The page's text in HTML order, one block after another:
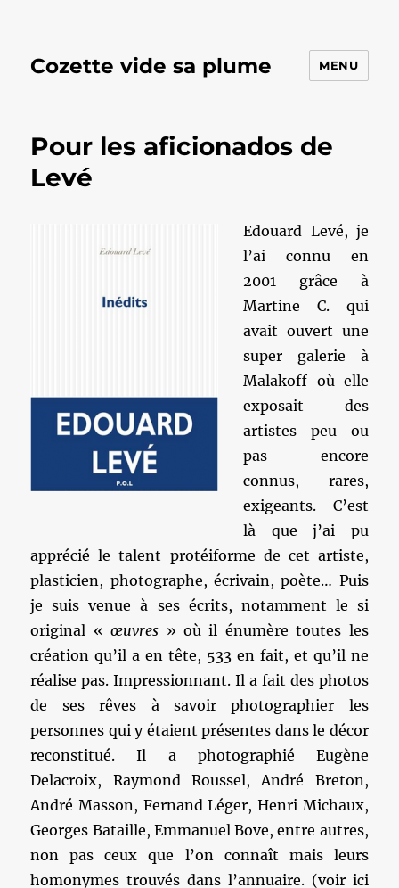
Cozette vide sa plume MENU
Pour les aficionados de
Levé
Edouard Levé, je
l’ai connu en
2001 grâce à
Martine C. qui
avait ouvert une
super galerie à
Malakoff où elle
exposait des
artistes peu ou
pas encore
connus, rares,
exigeants. C’est
là que j’ai pu
apprécié le talent protéiforme de cet artiste,
plasticien, photographe, écrivain, poète… Puis
je suis venue à ses écrits, notamment le si
original «œuvres » où il énumère toutes les
création qu’il a en tête, 533 en fait, et qu’il ne
réalise pas. Impressionnant. Il a fait des photos
de ses rêves à savoir photographier les
personnes qui y étaient présentes dans le décor
reconstitué. Il a photographié Eugène
Delacroix, Raymond Roussel, André Breton,
André Masson, Fernand Léger, Henri Michaux,
Georges Bataille, Emmanuel Bove, entre autres,
non pas ceux que l’on connaît mais leurs
homonymes trouvés dans l’annuaire. (voir ici